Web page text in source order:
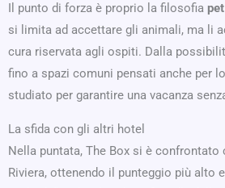
Il punto di forza è proprio la filosofia
si limita ad accettare gli animali, ma li
cura riservata agli ospiti. Dalla
fino a spazi comuni pensati anche per
studiato per garantire una vacanza
La sfida con gli altri hotel
Nella puntata, The Box si è
Riviera, ottenendo il punteggio più alto